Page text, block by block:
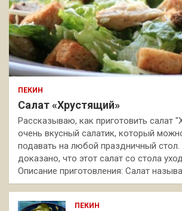
ПЕКИН
Салат «Хрустящий»
Рассказываю, как приготовить салат
очень вкусный салатик, который
подавать на любой праздничный
доказано, что этот салат со стола
Описание приготовления: Салат
ПЕКИН